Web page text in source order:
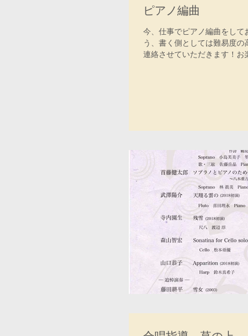
ピアノ編曲
今、仕事でピアノ編曲をして
う、書く側としては難易度の
連絡させていただきます！お